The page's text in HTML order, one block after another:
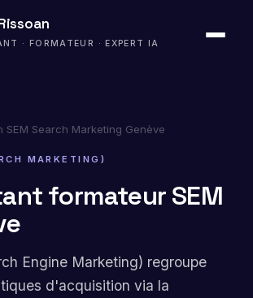
· FORMATEUR · EXPERT IA
SEM Search Marketing Genève
MARKETING)
formateur SEM
Engine Marketing) regroupe
d'acquisition via la